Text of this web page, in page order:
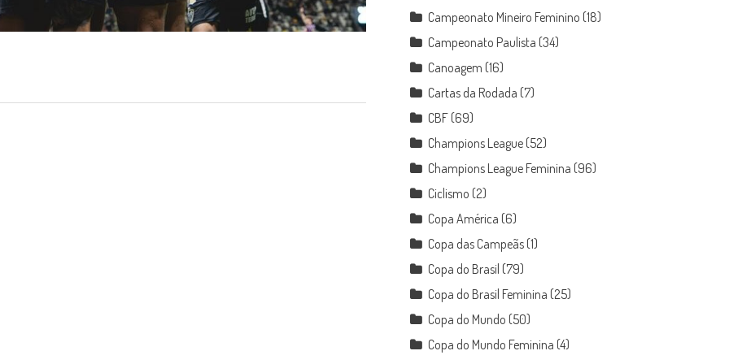
Campeonato Mineiro Feminino (18)
Campeonato Paulista (34)
Canoagem (16)
Cartas da Rodada (7)
CBF (69)
Champions League (52)
Champions League Feminina (96)
Ciclismo (2)
Copa América (6)
Copa das Campeãs (1)
Copa do Brasil (79)
Copa do Brasil Feminina (25)
Copa do Mundo (50)
Copa do Mundo Feminina (4)